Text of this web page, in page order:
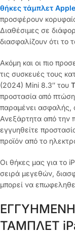
θήκες τάμπλετ
προσφέρουν
Διαθέσιμες σε
διασφαλίζουν ότι το
Ακόμη και οι πιο
τις συσκευές τους
(2024) Mini 8.3″ του
προστασία από πτώση
παραμένει ασφαλής,
Ανεξάρτητα από την
εγγυηθείτε
προϊόν από το
Οι θήκες μας για το
σειρά μεγεθών,
μπορεί να
ΤΑΜΠΛΕΤ